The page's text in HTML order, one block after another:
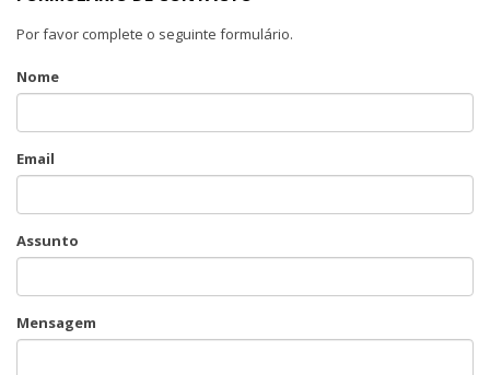
Por favor complete o seguinte formulário.
Nome
Email
Assunto
Mensagem